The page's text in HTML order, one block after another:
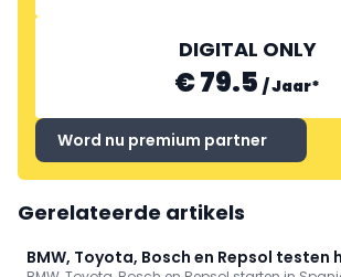
DIGITAL ONLY
€ 79.5 /Jaar*
Word nu premium partner
Gerelateerde artikels
BMW, Toyota, Bosch en Repsol testen